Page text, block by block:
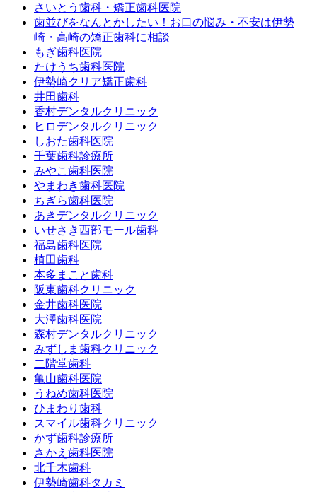
さいとう歯科・矯正歯科医院
歯並びをなんとかしたい！お口の悩み・不安は伊勢
崎・高崎の矯正歯科に相談
もぎ歯科医院
たけうち歯科医院
伊勢崎クリア矯正歯科
井田歯科
香村デンタルクリニック
ヒロデンタルクリニック
しおた歯科医院
千葉歯科診療所
みやこ歯科医院
やまわき歯科医院
ちぎら歯科医院
あきデンタルクリニック
いせさき西部モール歯科
福島歯科医院
植田歯科
本多まこと歯科
阪東歯科クリニック
金井歯科医院
大澤歯科医院
森村デンタルクリニック
みずしま歯科クリニック
二階堂歯科
亀山歯科医院
うねめ歯科医院
ひまわり歯科
スマイル歯科クリニック
かず歯科診療所
さかえ歯科医院
北千木歯科
伊勢崎歯科タカミ